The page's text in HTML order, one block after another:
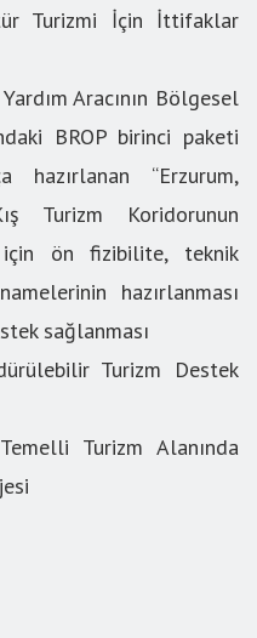
Turizmi İçin İttifaklar
Aracının Bölgesel
BROP birinci paketi
hazırlanan “Erzurum,
Turizm Koridorunun
için ön fizibilite, teknik
hazırlanması
sağlanması
Turizm Destek
Turizm Alanında